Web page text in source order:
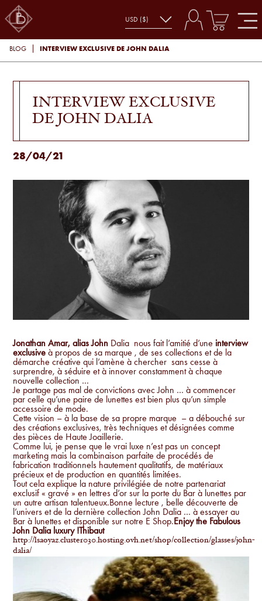
BLOG INTERVIEW EXCLUSIVE DE JOHN DALIA
INTERVIEW EXCLUSIVE
DE JOHN DALIA
28/04/21
Jonathan Amar, aliasJohn Dalia nous fait l’amitié d’uneinterview
exclusive à propos de sa marque , de ses collections et de la
démarche créative qui l’amène à chercher sans cesse à
surprendre, à séduire et à innover constamment à chaque
nouvelle collection …
Je partage pas mal de convictions avec John … à commencer
par celle qu’une paire de lunettes est bien plus qu’un simple
accessoire de mode.
Cette vision – à la base de sa propre marque – a débouché sur
des créations exclusives, très techniques et désignées comme
des pièces de Haute Joaillerie.
Comme lui, je pense que le vrai luxe n’est pas un concept
marketing mais la combinaison parfaite de procédés de
fabrication traditionnels hautement qualitatifs, de matériaux
précieux et de production en quantités limitées.
Tout cela explique la nature privilégiée de notre partenariat
exclusif « gravé » en lettres d’or sur la porte du Bar à lunettes par
un autre artisan talentueux.Bonne lecture , belle découverte de
l’univers et de la dernière collection John Dalia … à essayer au
Bar à lunettes et disponible sur notre E Shop.Enjoy the Fabulous
John Dalia luxury !Thibaut
http://lsaoyaz.cluster030.hosting.ovh.net/shop/collection/glasses/john-
dalia/